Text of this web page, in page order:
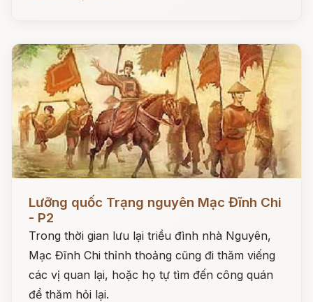
Lưỡng quốc Trạng nguyên Mạc Đĩnh Chi
- P2
Trong thời gian lưu lại triều đình nhà Nguyên,
Mạc Đĩnh Chi thỉnh thoảng cũng đi thăm viếng
các vị quan lại, hoặc họ tự tìm đến công quán
để thăm hỏi lại.